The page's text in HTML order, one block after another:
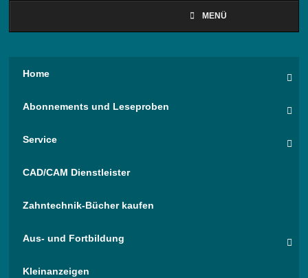
MENÜ
Home
Abonnements und Leseproben
Service
CAD/CAM Dienstleister
Zahntechnik-Bücher kaufen
Aus- und Fortbildung
Kleinanzeigen